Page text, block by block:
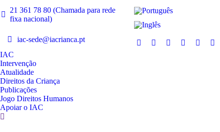
21 361 78 80 (Chamada para rede
fixa nacional)
iac-sede@iacrianca.pt
IAC
Intervenção
Atualidade
Direitos da Criança
Publicações
Jogo Direitos Humanos
Apoiar o IAC